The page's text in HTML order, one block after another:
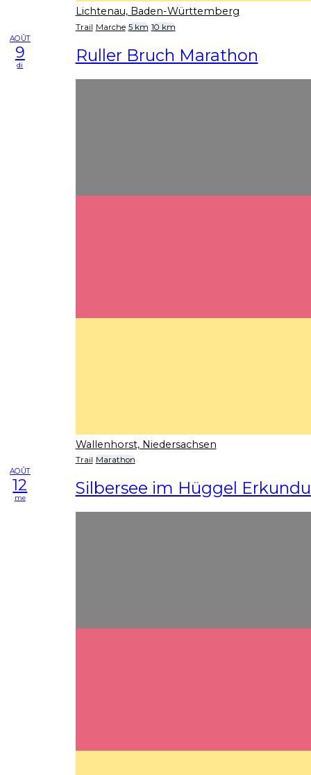
Lichtenau, Baden-Württemberg
Trail Marche 5 km 10 km
AOÛT
9
di Ruller Bruch Marathon
Wallenhorst, Niedersachsen
Trail Marathon
AOÛT
12
me Silbersee im Hüggel